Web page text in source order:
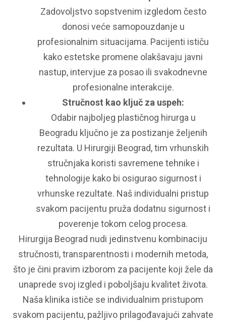
Zadovoljstvo sopstvenim izgledom često
donosi veće samopouzdanje u
profesionalnim situacijama. Pacijenti ističu
kako estetske promene olakšavaju javni
nastup, intervjue za posao ili svakodnevne
profesionalne interakcije.
Stručnost kao ključ za uspeh:
Odabir najboljeg plastičnog hirurga u
Beogradu ključno je za postizanje željenih
rezultata. U Hirurgiji Beograd, tim vrhunskih
stručnjaka koristi savremene tehnike i
tehnologije kako bi osigurao sigurnost i
vrhunske rezultate. Naš individualni pristup
svakom pacijentu pruža dodatnu sigurnost i
poverenje tokom celog procesa.
Hirurgija Beograd nudi jedinstvenu kombinaciju
stručnosti, transparentnosti i modernih metoda,
što je čini pravim izborom za pacijente koji žele da
unaprede svoj izgled i poboljšaju kvalitet života.
Naša klinika ističe se individualnim pristupom
svakom pacijentu, pažljivo prilagođavajući zahvate